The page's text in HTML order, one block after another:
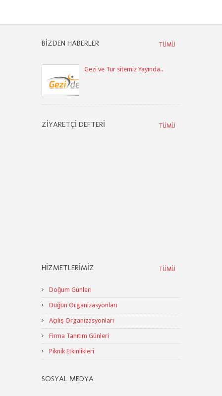
BIZDEN HABERLER TÜMÜ
Gezi ve Tur sitemiz Yayında..
ZIYARETÇI DEFTERI TÜMÜ
HIZMETLERIMIZ TÜMÜ
Doğum Günleri
Düğün Organizasyonları
Açılış Organizasyonları
Firma Tanıtım Günleri
Piknik Etkinlikleri
SOSYAL MEDYA